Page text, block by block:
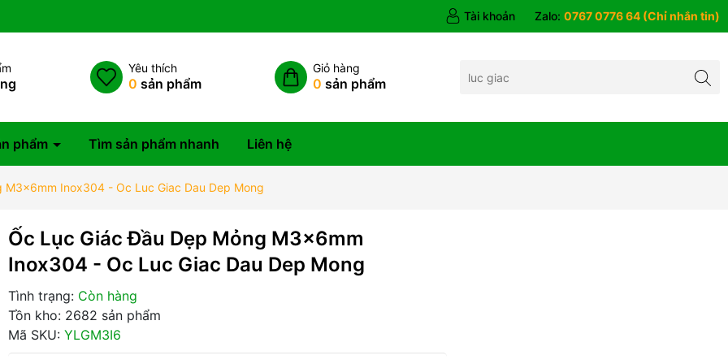
Tài khoản Zalo: 0767 0776 64 (Chỉ nhắn tin)
Yêu thích
0 sản phẩm
Giỏ hàng
0 sản phẩm
phẩm Tìm sản phẩm nhanh Liên hệ
M3x6mm Inox304 - Oc Luc Giac Dau Dep Mong
Ốc Lục Giác Đầu Dẹp Mỏng M3x6mm
Inox304 - Oc Luc Giac Dau Dep Mong
Tình trạng: Còn hàng
Tồn kho: 2682 sản phẩm
Mã SKU: YLGM3I6